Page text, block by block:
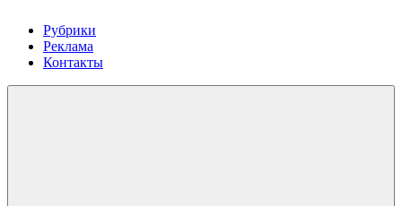
Рубрики
Реклама
Контакты